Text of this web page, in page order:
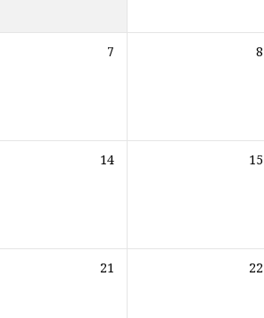
7 8
14 15
21 22